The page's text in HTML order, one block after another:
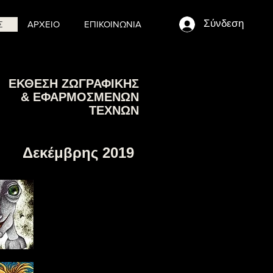
ΑΡΧΕΙΟ ΕΠΙΚΟΙΝΩΝΙΑ Σύνδεση
ΕΚΘΕΣΗ ΖΩΓΡΑΦΙΚΗΣ
& ΕΦΑΡΜΟΣΜΕΝΩΝ
ΤΕΧΝΩΝ
Δεκέμβρης 2019